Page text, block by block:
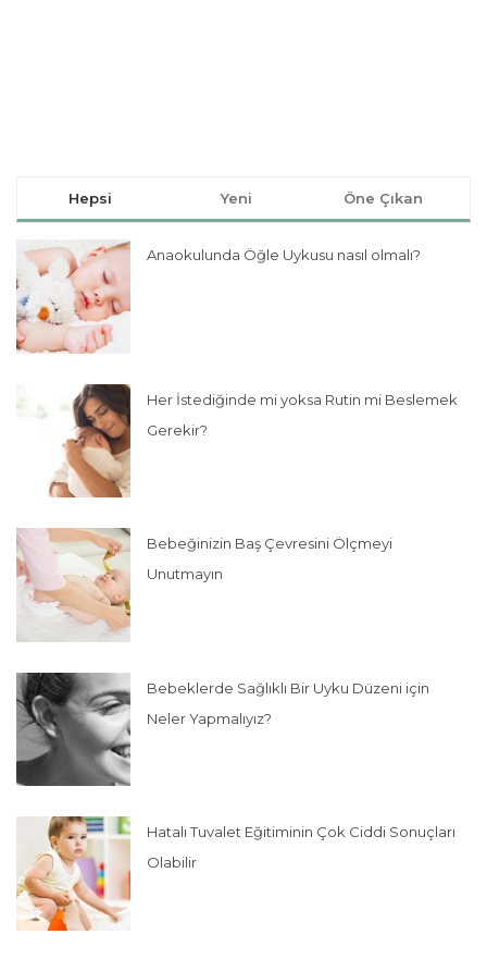
Hepsi Yeni Öne Çıkan
Anaokulunda Öğle Uykusu nasıl olmalı?
Her İstediğinde mi yoksa Rutin mi Beslemek
Gerekir?
Bebeğinizin Baş Çevresini Ölçmeyi
Unutmayın
Bebeklerde Sağlıklı Bir Uyku Düzeni için
Neler Yapmalıyız?
Hatalı Tuvalet Eğitiminin Çok Ciddi Sonuçları
Olabilir